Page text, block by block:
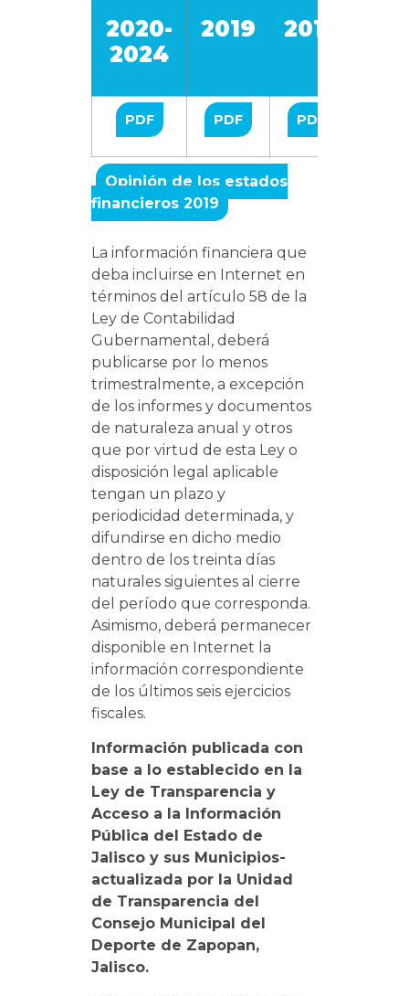
2020-
2024
2019 2018
PDF PDF PDF
Opinión de los estados
financieros 2019
La información financiera que
deba incluirse en Internet en
términos del artículo 58 de la
Ley de Contabilidad
Gubernamental, deberá
publicarse por lo menos
trimestralmente, a excepción
de los informes y documentos
de naturaleza anual y otros
que por virtud de esta Ley o
disposición legal aplicable
tengan un plazo y
periodicidad determinada, y
difundirse en dicho medio
dentro de los treinta días
naturales siguientes al cierre
del período que corresponda.
Asimismo, deberá permanecer
disponible en Internet la
información correspondiente
de los últimos seis ejercicios
fiscales.
Información publicada con
base a lo establecido en la
Ley de Transparencia y
Acceso a la Información
Pública del Estado de
Jalisco y sus Municipios-
actualizada por la Unidad
de Transparencia del
Consejo Municipal del
Deporte de Zapopan,
Jalisco.